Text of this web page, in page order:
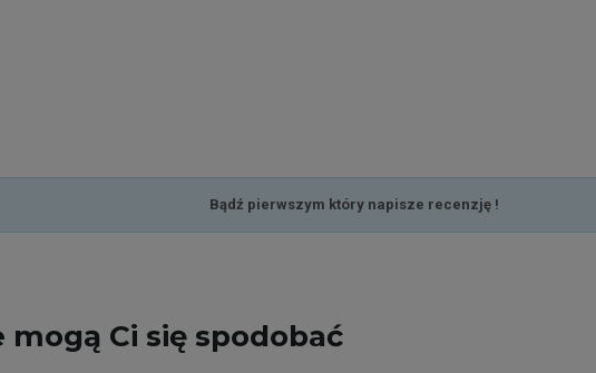
Bądź pierwszym który napisze recenzję !
Ci się spodobać